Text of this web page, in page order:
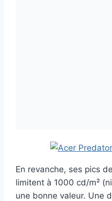
En revanche, ses pics
limitent à 1000 cd/m²
une bonne valeur. Une